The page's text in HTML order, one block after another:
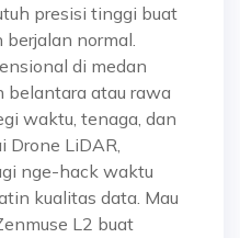
presisi tinggi buat
normal.
di medan
belantara atau rawa
waktu, tenaga, dan
Drone LiDAR,
nge-hack waktu
kualitas data. Mau
L2 buat